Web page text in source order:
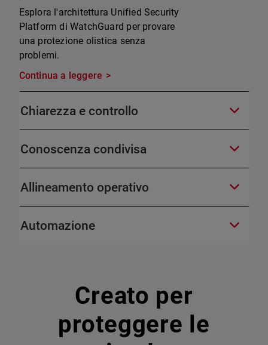
Esplora l'architettura Unified Security
Platform di WatchGuard per provare
una protezione olistica senza
problemi.
Continua a leggere
Chiarezza e controllo
Conoscenza condivisa
Allineamento operativo
Automazione
Creato per
proteggere le